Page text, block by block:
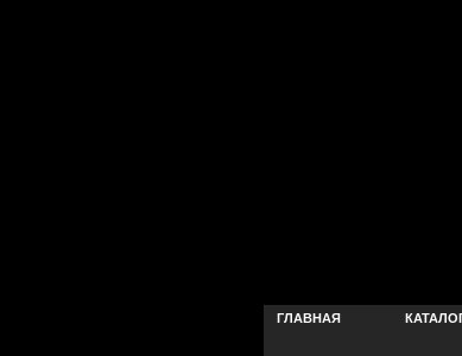
ГЛАВНАЯ